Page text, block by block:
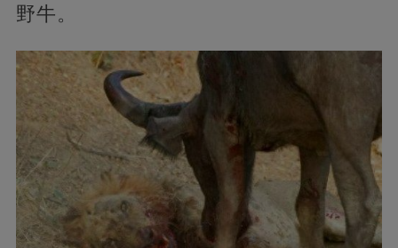
野牛。